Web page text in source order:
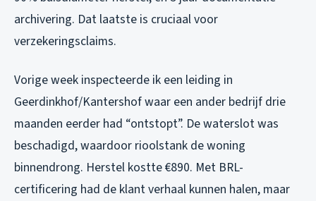
archivering. Dat laatste is cruciaal voor
verzekeringsclaims.
Vorige week inspecteerde ik een leiding in
Geerdinkhof/Kantershof waar een ander bedrijf drie
maanden eerder had “ontstopt”. De waterslot was
beschadigd, waardoor rioolstank de woning
binnendrong. Herstel kostte €890. Met BRL-
certificering had de klant verhaal kunnen halen, maar